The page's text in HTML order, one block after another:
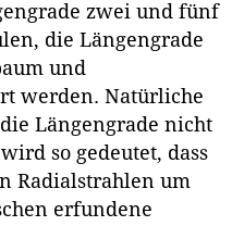
zwei und fünf
die Längengrade
und
werden. Natürliche
Längengrade nicht
so gedeutet, dass
Radialstrahlen um
erfundene